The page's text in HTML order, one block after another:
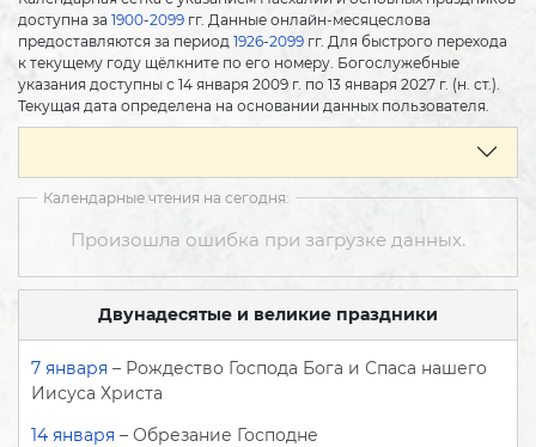
доступна за 1900-2099 гг. Данные онлайн-месяцеслова
предоставляются за период 1926-2099 гг. Для быстрого перехода
к текущему году щёлкните по его номеру. Богослужебные
указания доступны с 14 января 2009 г. по 13 января 2027 г. (н. ст.).
Текущая дата определена на основании данных пользователя.
Календарные чтения на сегодня:
Произошла ошибка при загрузке данных.
Двунадесятые и великие праздники
7 января – Рождество Господа Бога и Спаса нашего
Иисуса Христа
14 января – Обрезание Господне